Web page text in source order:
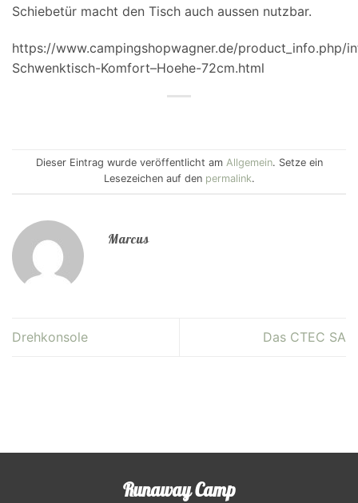
Schiebetür macht den Tisch auch aussen nutzbar.
https://www.campingshopwagner.de/product_info.php/
Schwenktisch-Komfort–Hoehe-72cm.html
Dieser Eintrag wurde veröffentlicht am Allgemein. Setze ein
Lesezeichen auf den permalink.
Marcus
Drehkonsole Das CTEC SA
Runaway Camp